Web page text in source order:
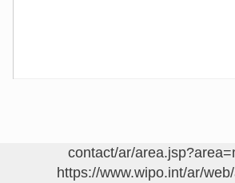
https://www.wipo.int/ar/